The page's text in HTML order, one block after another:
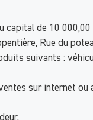
capital de 10
Rue du
suivants :
sur internet ou